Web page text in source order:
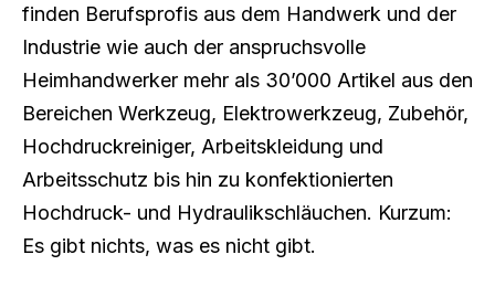
finden Berufsprofis aus dem Handwerk und der
Industrie wie auch der anspruchsvolle
Heimhandwerker mehr als 30’000 Artikel aus den
Bereichen Werkzeug, Elektrowerkzeug, Zubehör,
Hochdruckreiniger, Arbeitskleidung und
Arbeitsschutz bis hin zu konfektionierten
Hochdruck- und Hydraulikschläuchen. Kurzum:
Es gibt nichts, was es nicht gibt.